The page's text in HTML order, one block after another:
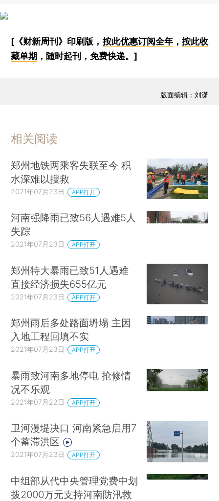
[《财新周刊》印刷版， 按此优惠订阅全年， 按此收
藏单期 ，随时起刊，免费快递。]
版面编辑：刘潇
相关阅读
郑州地铁两乘客失联至今 积
水深难以搜救
2021年07月23日 APP打开
河南强降雨已致56人遇难5人
失踪
2021年07月23日 APP打开
郑州特大暴雨已致51人遇难
直接经济损失655亿元
2021年07月23日 APP打开
郑州雨后多处路面坍塌 主因
入地工程回填不实
2021年07月23日 APP打开
暴雨致河南多地停电 抢修情
况不乐观
2021年07月22日 APP打开
卫河漫堤决口 河南紧急启用7
个蓄滞洪区
2021年07月23日 APP打开
中组部从代中央管理党费中划
拨2000万元支持河南防汛救